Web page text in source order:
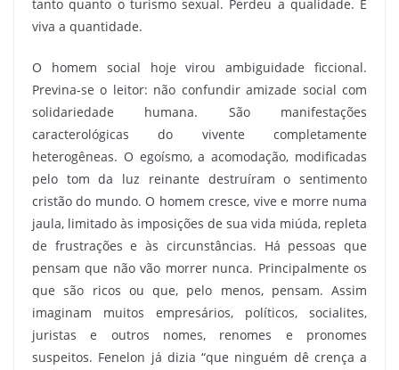
tanto quanto o turismo sexual. Perdeu a qualidade. E
viva a quantidade.
O homem social hoje virou ambiguidade ficcional.
Previna-se o leitor: não confundir amizade social com
solidariedade humana. São manifestações
caracterológicas do vivente completamente
heterogêneas. O egoísmo, a acomodação, modificadas
pelo tom da luz reinante destruíram o sentimento
cristão do mundo. O homem cresce, vive e morre numa
jaula, limitado às imposições de sua vida miúda, repleta
de frustrações e às circunstâncias. Há pessoas que
pensam que não vão morrer nunca. Principalmente os
que são ricos ou que, pelo menos, pensam. Assim
imaginam muitos empresários, políticos, socialites,
juristas e outros nomes, renomes e pronomes
suspeitos. Fenelon já dizia “que ninguém dê crença a